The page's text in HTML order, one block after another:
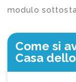
modulo
Come si
Casa